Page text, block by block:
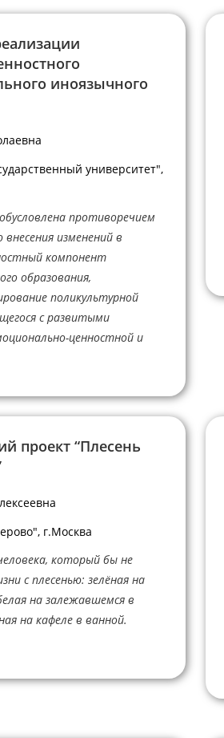
иноязычного
университет",
противоречием
изменений в
компонент
образования,
поликультурной
с развитыми
ценностной и
проект “Плесень
г.Москва
который бы не
с плесенью: зелёная на
на залежавшемся в
на кафеле в ванной.